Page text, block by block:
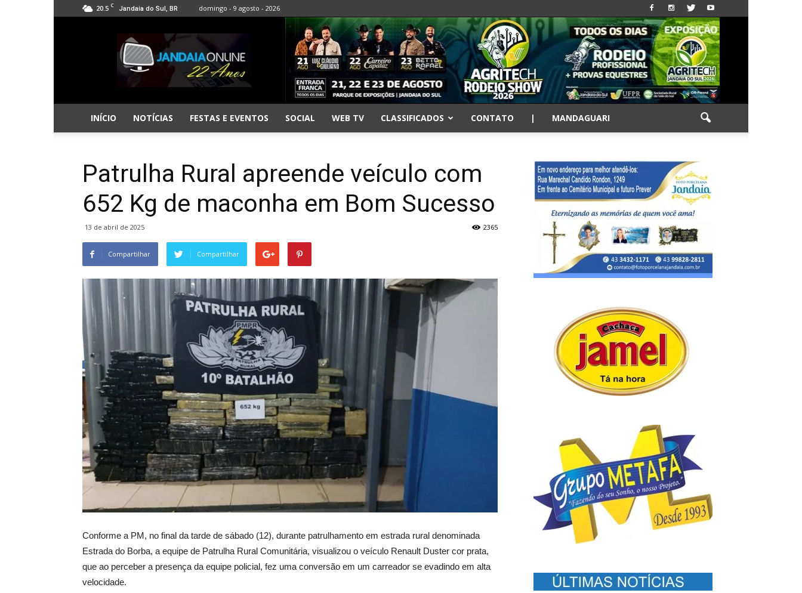
20.5 C Jandaia do Sul, BR domingo - 9 agosto - 2026
Jandaia
Online
INÍCIO NOTÍCIAS FESTAS E EVENTOS SOCIAL WEB TV CLASSIFICADOS CONTATO | MANDAGUARI
Patrulha Rural apreende veículo com
652 Kg de maconha em Bom Sucesso
13 de abril de 2025 2365
Compartilhar Compartilhar
Conforme a PM, no final da tarde de sábado (12), durante patrulhamento em estrada rural denominada
Estrada do Borba, a equipe de Patrulha Rural Comunitária, visualizou o veículo Renault Duster cor prata,
que ao perceber a presença da equipe policial, fez uma conversão em um carreador se evadindo em alta
velocidade.